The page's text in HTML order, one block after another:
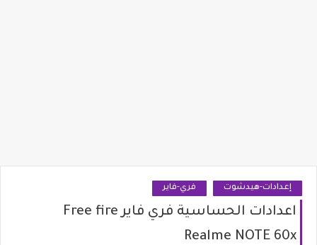
إعدادات-هيدشوت فري-فاير
اعدادات الحساسية فري فاير Free fire
Realme NOTE 60x